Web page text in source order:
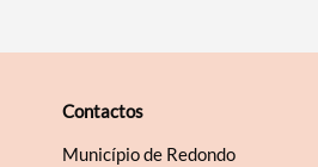
Contactos
Município de Redondo